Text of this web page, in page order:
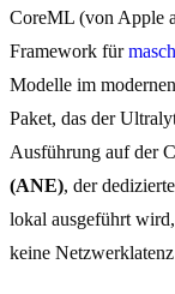
CoreML (von Apple
Framework für
Modelle im modernen
Paket, das der
Ausführung auf der
(ANE), der
lokal ausgeführt
keine